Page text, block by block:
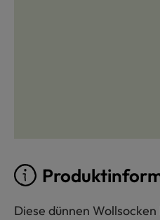
Diese dünnen Wollsocken